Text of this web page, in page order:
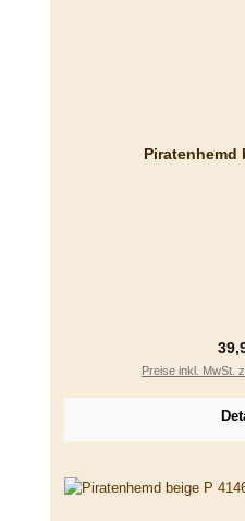
Piratenhemd
Preise inkl. MwSt.